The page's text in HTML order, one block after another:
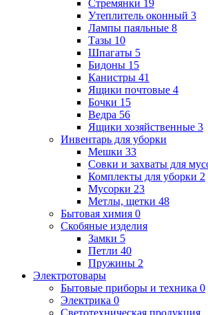
Стремянки 19
Утеплитель оконный 3
Лампы паяльные 8
Тазы 10
Шпагаты 5
Бидоны 15
Канистры 41
Ящики почтовые 4
Бочки 15
Ведра 56
Ящики хозяйственные 3
Инвентарь для уборки
Мешки 33
Совки и захваты для
Комплекты для уборки 2
Мусорки 23
Метлы, щетки 48
Бытовая химия 0
Скобяные изделия
Замки 5
Петли 40
Пружины 2
Электротовары
Бытовые приборы и техника 0
Электрика 0
Cветотехническая продукция